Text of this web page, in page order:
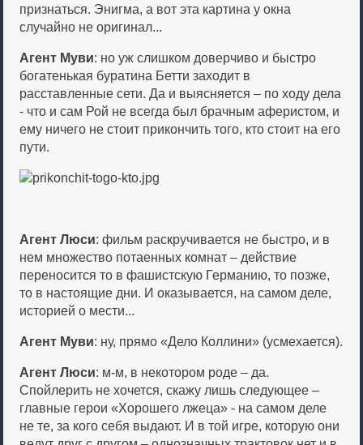
признаться. Энигма, а вот эта картина у окна
случайно не оригинал...
Агент Муви: но уж слишком доверчиво и быстро
богатенькая буратина Бетти заходит в
расставленные сети. Да и выясняется – по ходу дела
- что и сам Рой не всегда был брачным аферистом, и
ему ничего не стоит прикончить того, кто стоит на его
пути.
Агент Люси: фильм раскручивается не быстро, и в
нем множество потаенных комнат – действие
переносится то в фашистскую Германию, то позже,
то в настоящие дни. И оказывается, на самом деле,
историей о мести...
Агент Муви: ну, прямо «Дело Коллини» (усмехается).
Агент Люси: м-м, в некотором роде – да.
Спойлерить не хочется, скажу лишь следующее –
главные герои «Хорошего лжеца» - на самом деле
не те, за кого себя выдают. И в той игре, которую они